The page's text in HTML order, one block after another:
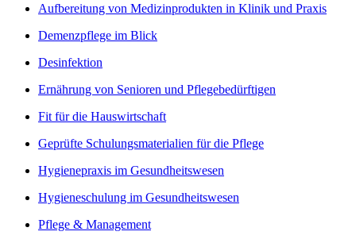
Aufbereitung von Medizinprodukten in Klinik und Praxis
Demenzpflege im Blick
Desinfektion
Ernährung von Senioren und Pflegebedürftigen
Fit für die Hauswirtschaft
Geprüfte Schulungsmaterialien für die Pflege
Hygienepraxis im Gesundheitswesen
Hygieneschulung im Gesundheitswesen
Pflege & Management